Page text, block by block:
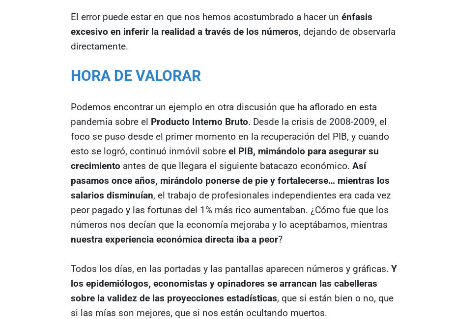
El error puede estar en que nos hemos acostumbrado a hacer un énfasis
excesivo en inferir la realidad a través de los números, dejando de observarla
directamente.
HORA DE VALORAR
Podemos encontrar un ejemplo en otra discusión que ha aflorado en esta
pandemia sobre el Producto Interno Bruto. Desde la crisis de 2008-2009, el
foco se puso desde el primer momento en la recuperación del PIB, y cuando
esto se logró, continuó inmóvil sobre el PIB, mimándolo para asegurar su
crecimiento antes de que llegara el siguiente batacazo económico. Así
pasamos once años, mirándolo ponerse de pie y fortalecerse… mientras los
salarios disminuían, el trabajo de profesionales independientes era cada vez
peor pagado y las fortunas del 1% más rico aumentaban. ¿Cómo fue que los
números nos decían que la economía mejoraba y lo aceptábamos, mientras
nuestra experiencia económica directa iba a peor?
Todos los días, en las portadas y las pantallas aparecen números y gráficas. Y
los epidemiólogos, economistas y opinadores se arrancan las cabelleras
sobre la validez de las proyecciones estadísticas, que si están bien o no, que
si las mías son mejores, que si nos están ocultando muertos.